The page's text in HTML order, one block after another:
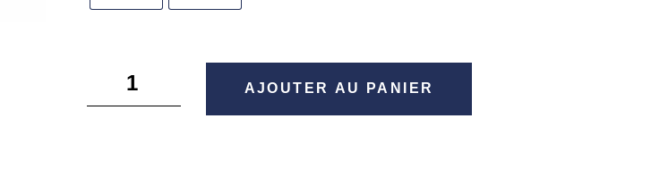
quantité
AJOUTER AU PANIER